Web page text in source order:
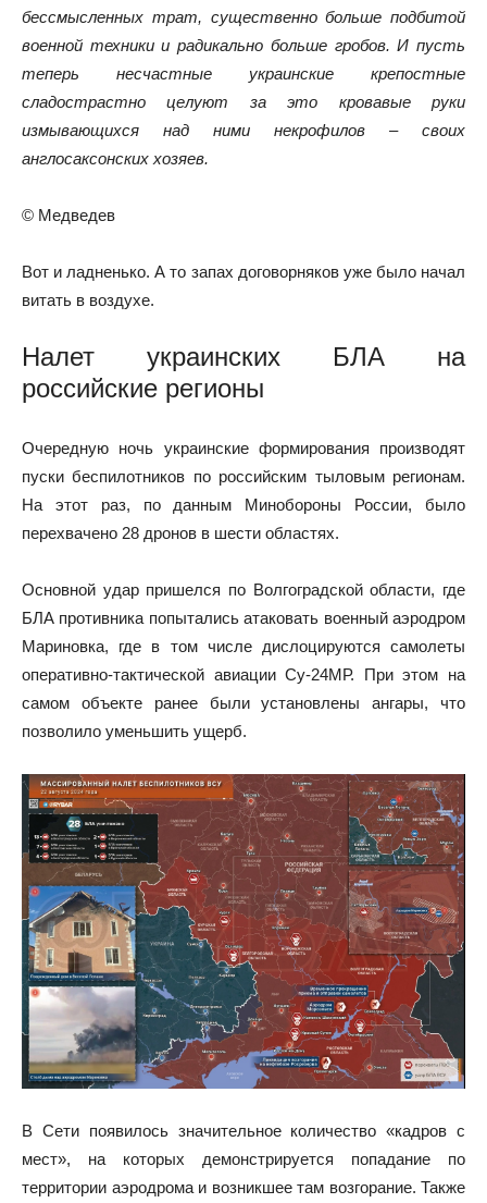
бессмысленных трат, существенно больше подбитой
военной техники и радикально больше гробов. И пусть
теперь несчастные украинские крепостные
сладострастно целуют за это кровавые руки
измывающихся над ними некрофилов – своих
англосаксонских хозяев.
© Медведев
Вот и ладненько. А то запах договорняков уже было начал
витать в воздухе.
Налет украинских БЛА на
российские регионы
Очередную ночь украинские формирования производят
пуски беспилотников по российским тыловым регионам.
На этот раз, по данным Минобороны России, было
перехвачено 28 дронов в шести областях.
Основной удар пришелся по Волгоградской области, где
БЛА противника попытались атаковать военный аэродром
Мариновка, где в том числе дислоцируются самолеты
оперативно-тактической авиации Су-24МР. При этом на
самом объекте ранее были установлены ангары, что
позволило уменьшить ущерб.
В Сети появилось значительное количество «кадров с
мест», на которых демонстрируется попадание по
территории аэродрома и возникшее там возгорание. Также